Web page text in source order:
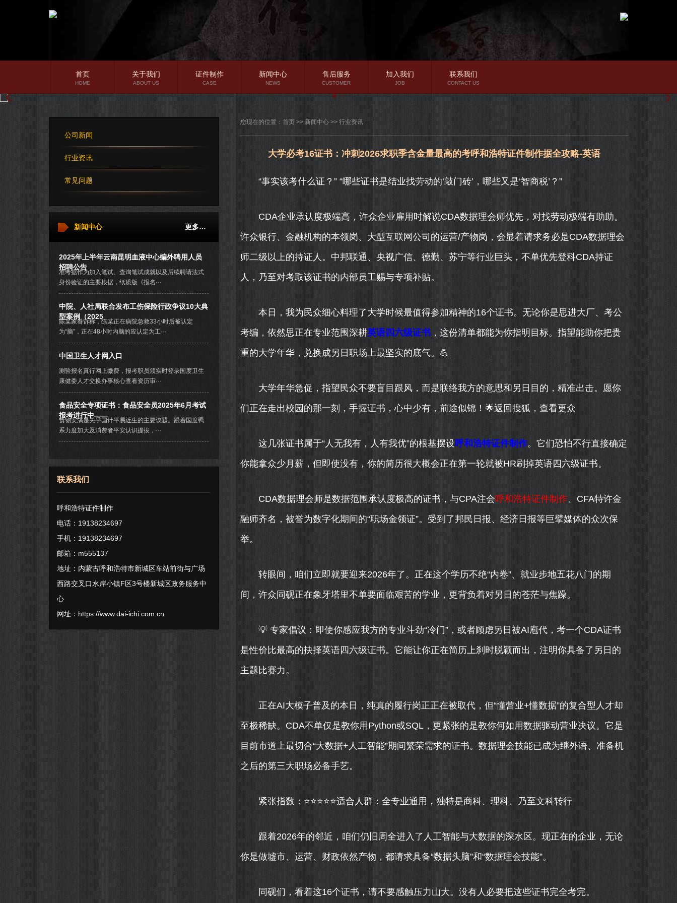
行业资讯
常见问题
首页
HOME
关于我们
ABOUT US
证件制作
CASE
新闻中心
NEWS
售后服务
CUSTOMER
加入我们
JOB
联系我们
CONTACT US
公司新闻
行业资讯
常见问题
更多…
新闻中心
2025年上半年云南昆明血液中心编外聘用人员
招聘公告
准考据作为加入笔试、查询笔试成就以及后续聘请法式
身份验证的主要根据，纸质版《报名···
中院、人社局联合发布工伤保险行政争议10大典
型案例（2025
陈某家眷诉称，陈某正在病院急救33小时后被认定
为“脑”，正在48小时内脑的应认定为工···
中国卫生人才网入口
测验报名真行网上缴费，报考职员须实时登录国度卫生
康健委人才交换办事核心查看资历审···
食品安全专项证书：食品安全员2025年6月考试
报考进行中——
食物安满是关乎国计平易近生的主要议题。跟着国度羁
系力度加大及消费者平安认识提拔，···
联系我们
呼和浩特证件制作
电话：19138234697
手机：19138234697
邮箱：m555137
地址：内蒙古呼和浩特市新城区车站前街与广场
西路交叉口水岸小镇F区3号楼新城区政务服务中
心
网址： https://www.dai-ichi.com.cn
您现在的位置： 首页 >> 新闻中心 >> 行业资讯
大学必考16证书：冲刺2026求职季含金量最高的考呼和浩特证件制作据全攻略-英语
“事实该考什么证？” “哪些证书是结业找劳动的‘敲门砖’，哪些又是‘智商税’？”
CDA企业承认度极端高，许众企业雇用时解说CDA数据理会师优先，对找劳动极端有助助。
许众银行、金融机构的本领岗、大型互联网公司的运营/产物岗，会显着请求务必是CDA数据理会
师二级以上的持证人。中邦联通、央视广信、德勤、苏宁等行业巨头，不单优先登科CDA持证
人，乃至对考取该证书的内部员工赐与专项补贴。
本日，我为民众细心料理了大学时候最值得参加精神的16个证书。无论你是思进大厂、考公
考编，依然思正在专业范围深耕英语四六级证书 ，这份清单都能为你指明目标。指望能助你把贵
重的大学年华，兑换成另日职场上最坚实的底气。💪
大学年华急促，指望民众不要盲目跟风，而是联络我方的意思和另日目的，精准出击。愿你
们正在走出校园的那一刻，手握证书，心中少有，前途似锦！🌟返回搜狐，查看更众
这几张证书属于“人无我有，人有我优”的根基摆设呼和浩特证件制作。它们恐怕不行直接确定
你能拿众少月薪，但即使没有，你的简历很大概会正在第一轮就被HR刷掉英语四六级证书。
CDA数据理会师是数据范围承认度极高的证书，与CPA注会呼和浩特证件制作、CFA特许金
融师齐名，被誉为数字化期间的“职场金领证”。受到了邦民日报、经济日报等巨擘媒体的众次保
举。
转眼间，咱们立即就要迎来2026年了。正在这个学历不绝“内卷”、就业步地五花八门的期
间，许众同砚正在象牙塔里不单要面临艰苦的学业，更背负着对另日的苍茫与焦躁。
💡 专家倡议：即使你感应我方的专业斗劲“冷门”，或者顾虑另日被AI庖代，考一个CDA证书
是性价比最高的抉择英语四六级证书。它能让你正在简历上刹时脱颖而出，注明你具备了另日的
主题比赛力。
正在AI大模子普及的本日，纯真的履行岗正正在被取代，但“懂营业+懂数据”的复合型人才却
至极稀缺。CDA不单仅是教你用Python或SQL，更紧张的是教你何如用数据驱动营业决议。它是
目前市道上最切合“大数据+人工智能”期间繁荣需求的证书。数据理会技能已成为继外语、准备机
之后的第三大职场必备手艺。
紧张指数：⭐⭐⭐⭐⭐适合人群：全专业通用，独特是商科、理科、乃至文科转行
跟着2026年的邻近，咱们仍旧周全进入了人工智能与大数据的深水区。现正在的企业，无论
你是做墟市、运营、财政依然产物，都请求具备“数据头脑”和“数据理会技能”。
同砚们，看着这16个证书，请不要感触压力山大。没有人必要把这些证书完全考完。